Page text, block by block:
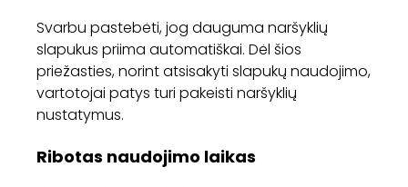
Svarbu pastebėti, jog dauguma naršyklių
slapukus priima automatiškai. Dėl šios
priežasties, norint atsisakyti slapukų naudojimo,
vartotojai patys turi pakeisti naršyklių
nustatymus.
Ribotas naudojimo laikas